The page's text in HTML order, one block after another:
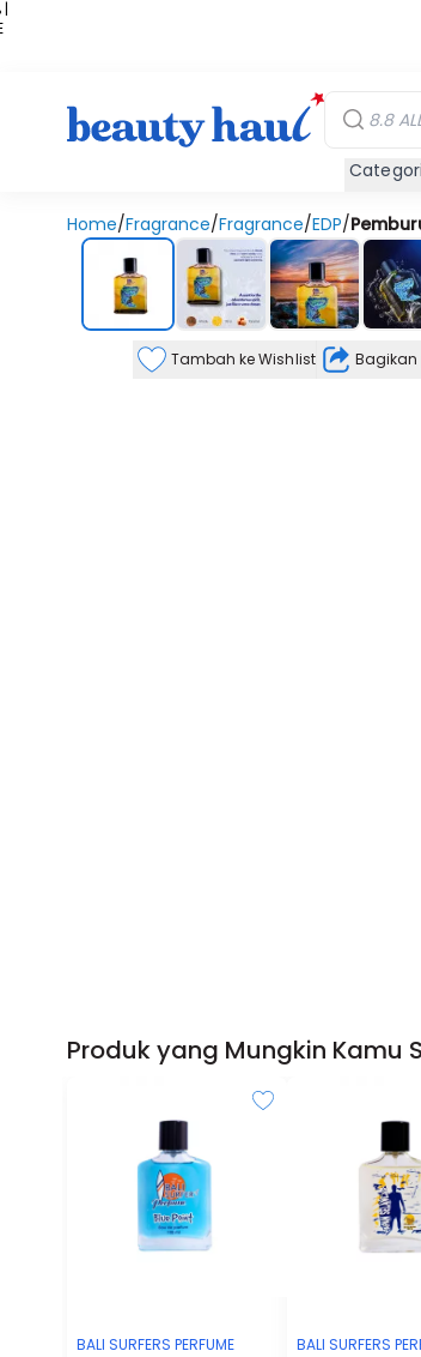
|
Home/Fragrance/Fragrance/EDP/
Tambah ke Wishlist Bagikan
Produk yang Mungkin Kamu
BALI SURFERS PERFUME
BALI SURFERS